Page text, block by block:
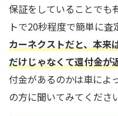
保証をしていることでも
トで20秒程度で簡単に査
カーネクストだと、本来
だけじゃなくて還付金が
付金があるのかは車によ
の方に聞いてみてくださ